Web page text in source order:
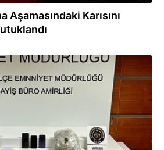
Aşamasındaki Karısını